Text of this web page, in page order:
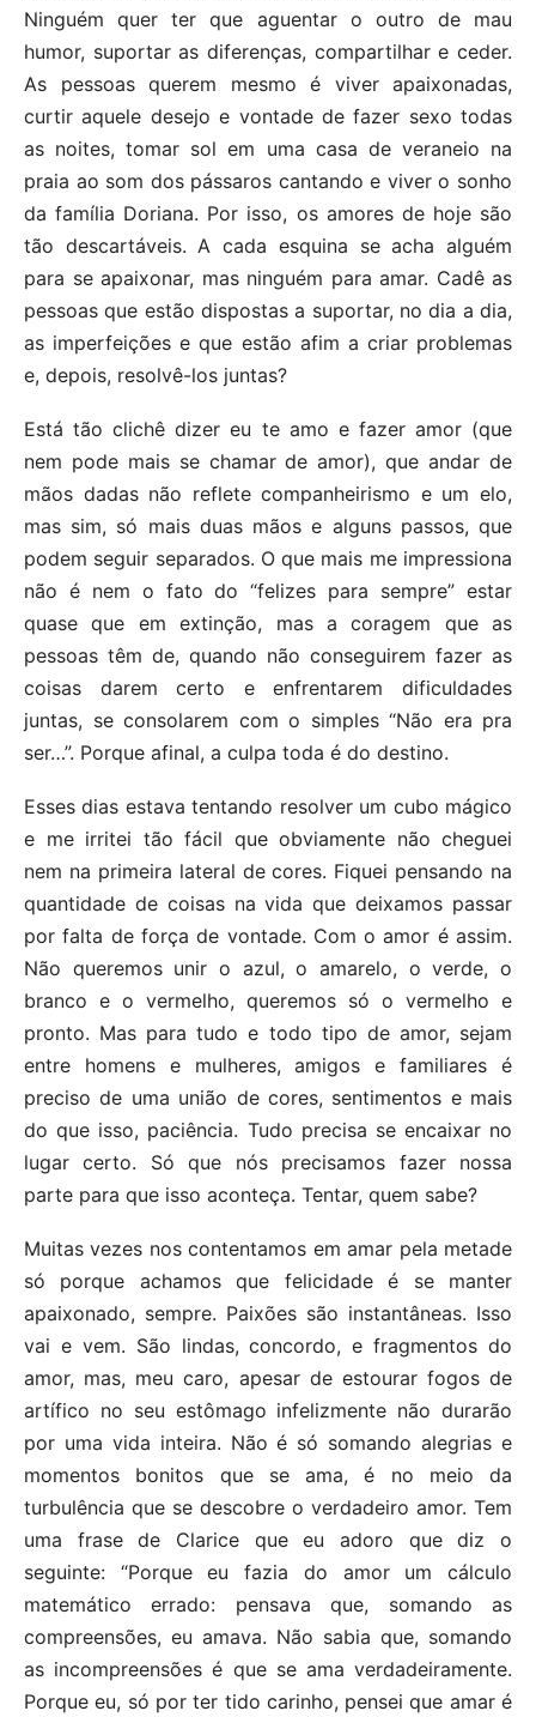
Ninguém quer ter que aguentar o outro de mau
humor, suportar as diferenças, compartilhar e ceder.
As pessoas querem mesmo é viver apaixonadas,
curtir aquele desejo e vontade de fazer sexo todas
as noites, tomar sol em uma casa de veraneio na
praia ao som dos pássaros cantando e viver o sonho
da família Doriana. Por isso, os amores de hoje são
tão descartáveis. A cada esquina se acha alguém
para se apaixonar, mas ninguém para amar. Cadê as
pessoas que estão dispostas a suportar, no dia a dia,
as imperfeições e que estão afim a criar problemas
e, depois, resolvê-los juntas?
Está tão clichê dizer eu te amo e fazer amor (que
nem pode mais se chamar de amor), que andar de
mãos dadas não reflete companheirismo e um elo,
mas sim, só mais duas mãos e alguns passos, que
podem seguir separados. O que mais me impressiona
não é nem o fato do “felizes para sempre” estar
quase que em extinção, mas a coragem que as
pessoas têm de, quando não conseguirem fazer as
coisas darem certo e enfrentarem dificuldades
juntas, se consolarem com o simples “Não era pra
ser…”. Porque afinal, a culpa toda é do destino.
Esses dias estava tentando resolver um cubo mágico
e me irritei tão fácil que obviamente não cheguei
nem na primeira lateral de cores. Fiquei pensando na
quantidade de coisas na vida que deixamos passar
por falta de força de vontade. Com o amor é assim.
Não queremos unir o azul, o amarelo, o verde, o
branco e o vermelho, queremos só o vermelho e
pronto. Mas para tudo e todo tipo de amor, sejam
entre homens e mulheres, amigos e familiares é
preciso de uma união de cores, sentimentos e mais
do que isso, paciência. Tudo precisa se encaixar no
lugar certo. Só que nós precisamos fazer nossa
parte para que isso aconteça. Tentar, quem sabe?
Muitas vezes nos contentamos em amar pela metade
só porque achamos que felicidade é se manter
apaixonado, sempre. Paixões são instantâneas. Isso
vai e vem. São lindas, concordo, e fragmentos do
amor, mas, meu caro, apesar de estourar fogos de
artífico no seu estômago infelizmente não durarão
por uma vida inteira. Não é só somando alegrias e
momentos bonitos que se ama, é no meio da
turbulência que se descobre o verdadeiro amor. Tem
uma frase de Clarice que eu adoro que diz o
seguinte: “Porque eu fazia do amor um cálculo
matemático errado: pensava que, somando as
compreensões, eu amava. Não sabia que, somando
as incompreensões é que se ama verdadeiramente.
Porque eu, só por ter tido carinho, pensei que amar é